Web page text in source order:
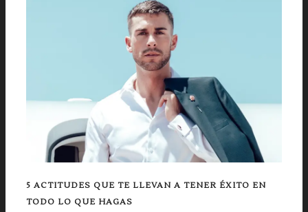
5 ACTITUDES QUE TE LLEVAN A TENER ÉXITO EN
TODO LO QUE HAGAS